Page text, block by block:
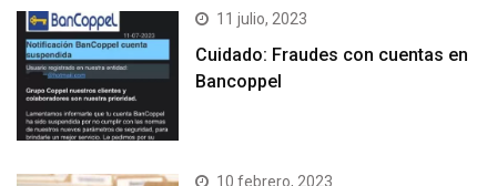
11 julio, 2023
Cuidado: Fraudes con cuentas en
Bancoppel
10 febrero, 2023